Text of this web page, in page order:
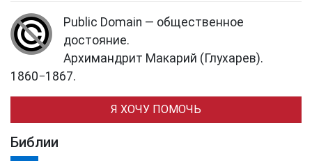
Public Domain — общественное
достояние.
Архимандрит Макарий (Глухарев).
1860−1867.
Я ХОЧУ ПОМОЧЬ
Библии